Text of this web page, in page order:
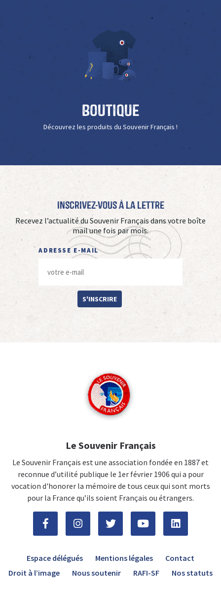
Boutique
Découvrez les produits du Souvenir Français !
Inscrivez-vous à La Lettre
Recevez l’actualité du Souvenir Français dans votre boîte
mail une fois par mois.
ADRESSE E-MAIL
S'INSCRIRE
Le Souvenir Français
Le Souvenir Français est une association fondée en 1887 et
reconnue d’utilité publique le 1er février 1906 qui a pour
vocation d'honorer la mémoire de tous ceux qui sont morts
pour la France qu’ils soient Français ou étrangers.
Espace délégués Mentions légales
Contact
Droit à l’image
Nous soutenir RAFI-SF Nos statuts